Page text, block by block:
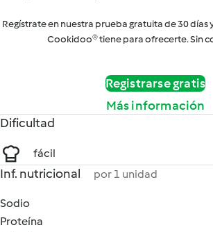
Regístrate en nuestra prueba gratuita de 30
Cookidoo® tiene para ofrecerte. Sin
Registrarse gratis
Más información
Dificultad
fácil
Inf. nutricional por 1 unidad
Sodio
Proteína